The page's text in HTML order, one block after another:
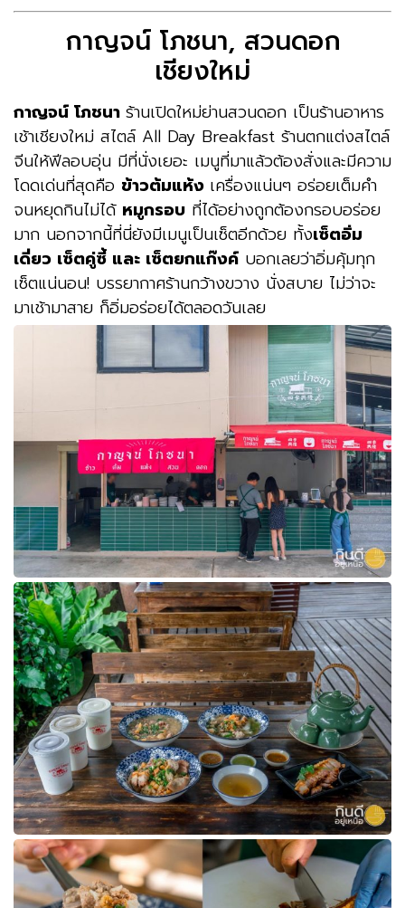
กาญจน์ โภชนา, สวนดอก
เชียงใหม่
กาญจน์ โภชนา ร้านเปิดใหม่ย่านสวนดอก เป็นร้านอาหาร
เช้าเชียงใหม่ สไตล์ All Day Breakfast ร้านตกแต่งสไตล์
จีนให้ฟีลอบอุ่น มีที่นั่งเยอะ เมนูที่มาแล้วต้องสั่งและมีความ
โดดเด่นที่สุดคือ ข้าวต้มแห้ง เครื่องแน่นๆ อร่อยเต็มคำ
จนหยุดกินไม่ได้ หมูกรอบ ที่ได้อย่างถูกต้องกรอบอร่อย
มาก นอกจากนี้ที่นี่ยังมีเมนูเป็นเซ็ตอีกด้วย ทั้งเซ็ตอิ่ม
เดี่ยว เซ็ตคู่ซี้ และ เซ็ตยกแก๊งค์ บอกเลยว่าอิ่มคุ้มทุก
เซ็ตแน่นอน! บรรยากาศร้านกว้างขวาง นั่งสบาย ไม่ว่าจะ
มาเช้ามาสาย ก็อิ่มอร่อยได้ตลอดวันเลย